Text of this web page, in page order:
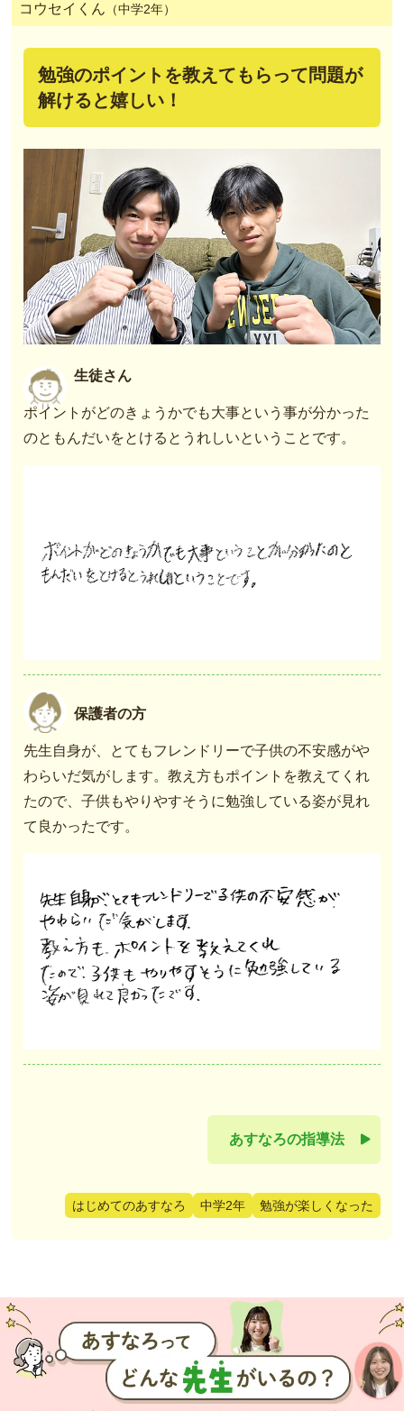
コウセイくん （中学2年）
勉強のポイントを教えてもらって問題が
解けると嬉しい！
生徒さん
ポイントがどのきょうかでも大事という事が分かった
のともんだいをとけるとうれしいということです。
保護者の方
先生自身が、とてもフレンドリーで子供の不安感がや
わらいだ気がします。教え方もポイントを教えてくれ
たので、子供もやりやすそうに勉強している姿が見れ
て良かったです。
あすなろの指導法
はじめてのあすなろ 中学2年 勉強が楽しくなった